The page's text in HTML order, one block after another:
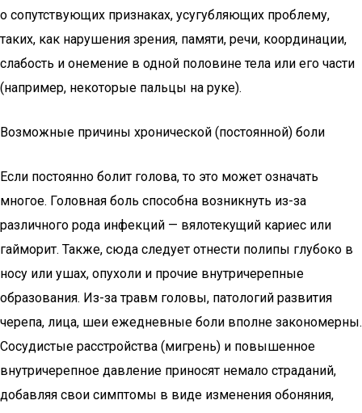
о сопутствующих признаках, усугубляющих проблему,
таких, как нарушения зрения, памяти, речи, координации,
слабость и онемение в одной половине тела или его части
(например, некоторые пальцы на руке).
Возможные причины хронической (постоянной) боли
Если постоянно болит голова, то это может означать
многое. Головная боль способна возникнуть из-за
различного рода инфекций — вялотекущий кариес или
гайморит. Также, сюда следует отнести полипы глубоко в
носу или ушах, опухоли и прочие внутричерепные
образования. Из-за травм головы, патологий развития
черепа, лица, шеи ежедневные боли вполне закономерны.
Сосудистые расстройства (мигрень) и повышенное
внутричерепное давление приносят немало страданий,
добавляя свои симптомы в виде изменения обоняния,